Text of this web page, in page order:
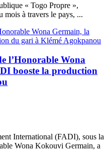
« Togo Propre »,
mois à travers le pays, ...
l’Honorable Wona
booste la production
International (FADI), sous la
Wona Kokouvi Germain, a